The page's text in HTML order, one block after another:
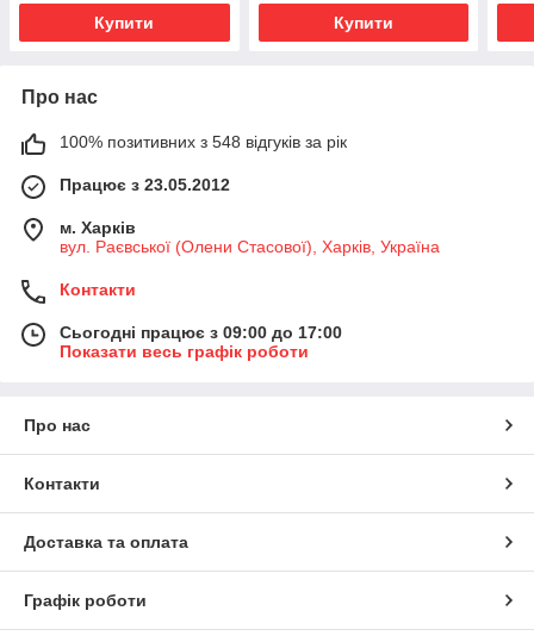
Купити Купити
Про нас
100% позитивних з 548 відгуків за рік
Працює з 23.05.2012
м. Харків
вул. Раєвської (Олени Стасової), Харків, Україна
Контакти
Сьогодні працює з 09:00 до 17:00
Показати весь графік роботи
Про нас
Контакти
Доставка та оплата
Графік роботи